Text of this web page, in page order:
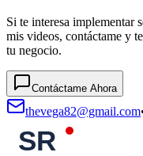
Si te interesa implementar
mis videos, contáctame y
tu negocio.
Contáctame Ahora
thevega82@gmail.com